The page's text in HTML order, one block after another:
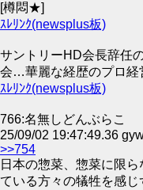
[樽悶★]
ｽﾚﾘﾝｸ(newsplus板)
サントリーHD会長辞任
会…華麗な経歴のプロ経
ｽﾚﾘﾝｸ(newsplus板)
766:名無しどんぶらこ
25/09/02 19:47:49.36
>>754
日本の惣菜、惣菜に限
ている方々の犠牲を感